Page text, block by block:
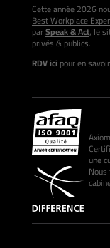
Cette année 2026
Best Workplace
parSpeak & Act, le
privés & publics.
RDV icipour en
une